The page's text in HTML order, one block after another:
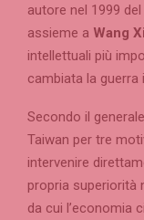
autore nel 1999
assieme a Wang
intellettuali più
cambiata la
Secondo il
Taiwan per tre
intervenire
propria superiorità
da cui l’economia